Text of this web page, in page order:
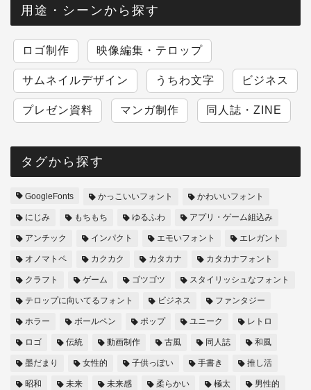
用途・シーンから探す
ロゴ制作 映像編集・テロップ
サムネイルデザイン うちわ文字 ビジネス
プレゼン資料 マンガ制作 同人誌・ZINE
タグから探す
GoogleFonts かっこいいフォント かわいいフォント
にじみ もちもち ゆるふわ アプリ・ゲーム組込み
アンチック インパクト エモいフォント エレガント
オノマトペ カクカク カタカナ カタカナフォント
クラフト ゲーム ゴツゴツ スタイリッシュなフォント
テロップに向いてるフォント ビジネス ファンタジー
ホラー ボールペン ポップ ユニーク レトロ
ロゴ 伝統 動画制作 古風 同人誌 和風
墨だまり 女性的 子供っぽい 手書き 推し活
昭和 未来 未来感 柔らかい 極太 男性的